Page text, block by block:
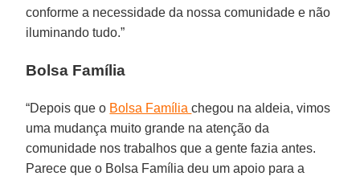
conforme a necessidade da nossa comunidade e não
iluminando tudo.”
Bolsa Família
“Depois que o Bolsa Famíliachegou na aldeia, vimos
uma mudança muito grande na atenção da
comunidade nos trabalhos que a gente fazia antes.
Parece que o Bolsa Família deu um apoio para a